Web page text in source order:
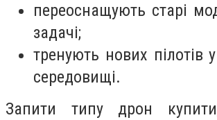
переоснащують старі
задачі;
тренують нових пілотів
середовищі.
Запити типу дрон